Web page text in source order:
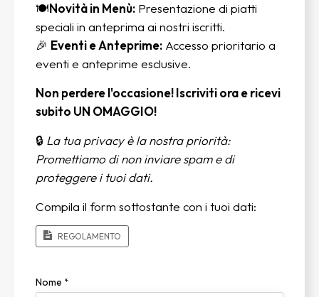
🍽️Novità in Menù: Presentazione di piatti
speciali in anteprima ai nostri iscritti.
🎉 Eventi e Anteprime: Accesso prioritario a
eventi e anteprime esclusive.
Non perdere l'occasione! Iscriviti ora e ricevi
subito UN OMAGGIO!
🔒 La tua privacy è la nostra priorità:
Promettiamo di non inviare spam e di
proteggere i tuoi dati.
Compila il form sottostante con i tuoi dati:
REGOLAMENTO
Nome *